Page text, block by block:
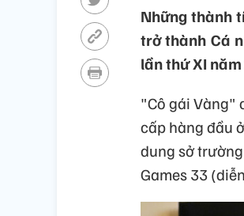
Những thành
trở thành Cá
lần thứ XI
"Cô gái Vàng"
cấp hàng đầu
dung sở
Games 33